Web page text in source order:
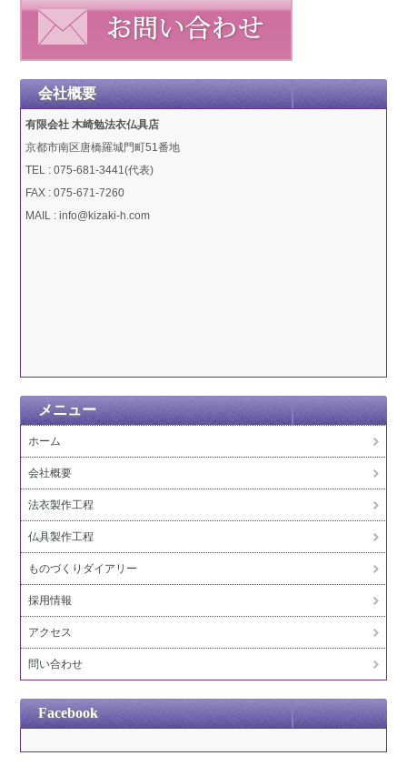
会社概要
有限会社 木崎勉法衣仏具店
京都市南区唐橋羅城門町51番地
TEL : 075-681-3441(代表)
FAX : 075-671-7260
MAIL : info@kizaki-h.com
メニュー
ホーム
会社概要
法衣製作工程
仏具製作工程
ものづくりダイアリー
採用情報
アクセス
問い合わせ
Facebook